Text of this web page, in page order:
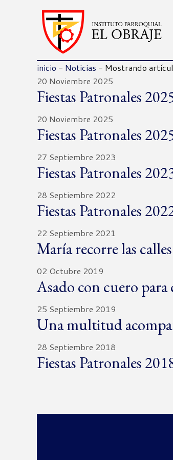
inicio - Noticias - Mostrando
20 Noviembre 2025
Fiestas Patronales
20 Noviembre 2025
Fiestas Patronales
27 Septiembre 2023
Fiestas Patronales
28 Septiembre 2022
Fiestas Patronales
22 Septiembre 2021
María recorre las
02 Octubre 2019
Asado con cuero para
25 Septiembre 2019
Una multitud
28 Septiembre 2018
Fiestas Patronales